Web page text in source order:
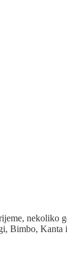
nekoliko
Bimbo,